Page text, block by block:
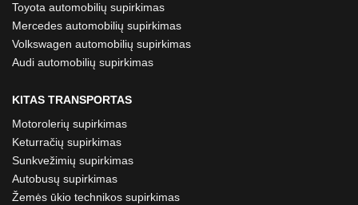
Toyota automobilių supirkimas
Mercedes automobilių supirkimas
Volkswagen automobilių supirkimas
Audi automobilių supirkimas
KITAS TRANSPORTAS
Motorolerių supirkimas
Keturračių supirkimas
Sunkvežimių supirkimas
Autobusų supirkimas
Žemės ūkio technikos supirkimas